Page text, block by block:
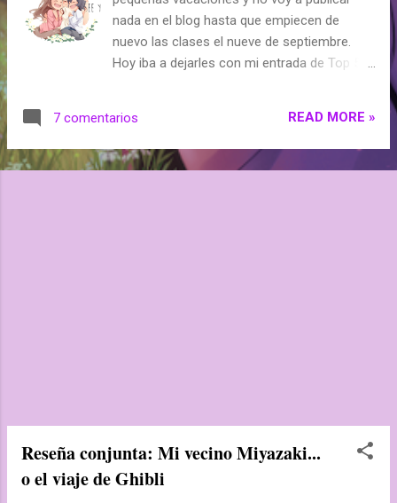
nada en el blog hasta que empiecen de
nuevo las clases el nueve de septiembre.
Hoy iba a dejarles con mi entrada de Top 5
no tengo ganas de nada, salvo salir con mis
amigas, que casi no he salido este verano.
Igualmente, pueden preguntarme lo que
7 comentarios READ MORE »
Reseña conjunta: Mi vecino Miyazaki...
o el viaje de Ghibli